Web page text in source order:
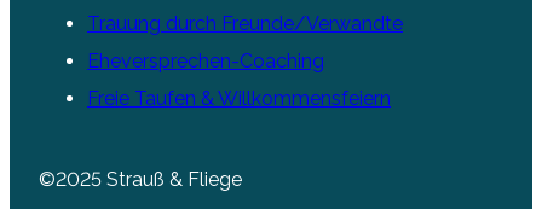
Trauung durch Freunde/Verwandte
Eheversprechen-Coaching
Freie Taufen & Willkommensfeiern
©2025 Strauß & Fliege